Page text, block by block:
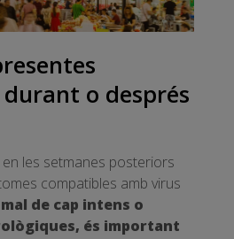
o després
les setmanes posteriors
compatibles amb virus
de cap intens o
és important